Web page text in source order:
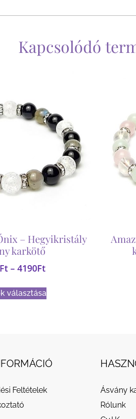
Kapcsolódó
– Hegyikristály
karkötő
– 4190Ft
választása
Feltételek
Ásvány
Rólunk